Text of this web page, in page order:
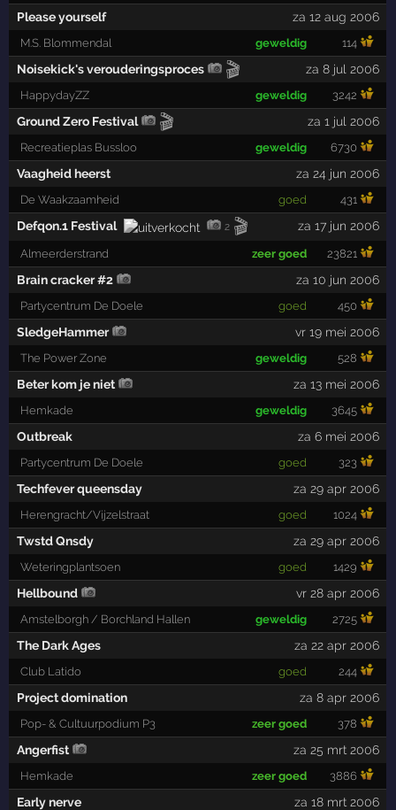
Please yourself za 12 aug 2006
M.S. Blommendal geweldig 114
Noisekick's verouderingsproces 🎬 za 8 jul 2006
HappydayZZ geweldig 3242
Ground Zero Festival 🎬 za 1 jul 2006
Recreatieplas Bussloo geweldig 6730
Vaagheid heerst za 24 jun 2006
De Waakzaamheid goed 431
Defqon.1 Festival 2 🎬 za 17 jun 2006
Almeerderstrand zeer goed 23821
Brain cracker #2 za 10 jun 2006
Partycentrum De Doele goed 450
SledgeHammer vr 19 mei 2006
The Power Zone geweldig 528
Beter kom je niet za 13 mei 2006
Hemkade geweldig 3645
Outbreak za 6 mei 2006
Partycentrum De Doele goed 323
Techfever queensday za 29 apr 2006
Herengracht/Vijzelstraat goed 1024
Twstd Qnsdy za 29 apr 2006
Weteringplantsoen goed 1429
Hellbound vr 28 apr 2006
Amstelborgh / Borchland Hallen geweldig 2725
The Dark Ages za 22 apr 2006
Club Latido goed 244
Project domination za 8 apr 2006
Pop- & Cultuurpodium P3 zeer goed 378
Angerfist za 25 mrt 2006
Hemkade zeer goed 3886
Early nerve za 18 mrt 2006